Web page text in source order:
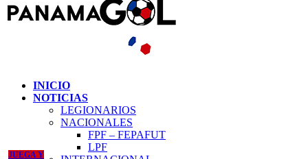
INICIO
NOTICIAS
LEGIONARIOS
NACIONALES
FPF – FEPAFUT
LPF
JUEGA Y